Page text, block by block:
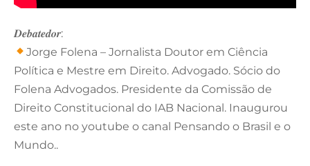
𝑫𝒆𝒃𝒂𝒕𝒆𝒅𝒐𝒓:
Jorge Folena – Jornalista Doutor em Ciência
Política e Mestre em Direito. Advogado. Sócio do
Folena Advogados. Presidente da Comissão de
Direito Constitucional do IAB Nacional. Inaugurou
este ano no youtube o canal Pensando o Brasil e o
Mundo..